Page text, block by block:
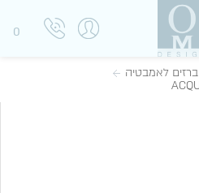
0
ברזים לאמבטיה